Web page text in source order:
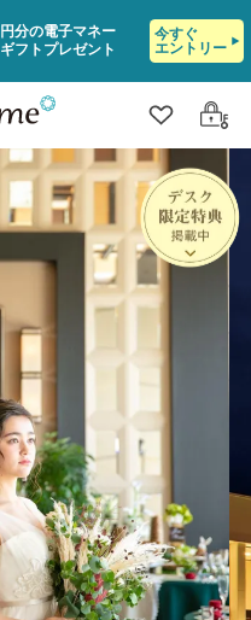
円分の電子マネー
ギフトプレゼント
今すぐ
エントリー
クリップ
ログ